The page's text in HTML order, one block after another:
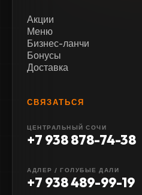
Акции
Меню
Бизнес-ланчи
Бонусы
Доставка
СВЯЗАТЬСЯ
ЦЕНТРАЛЬНЫЙ СОЧИ
+7 938 878-74-38
АДЛЕР / ГОЛУБЫЕ ДАЛИ
+7 938 489-99-19